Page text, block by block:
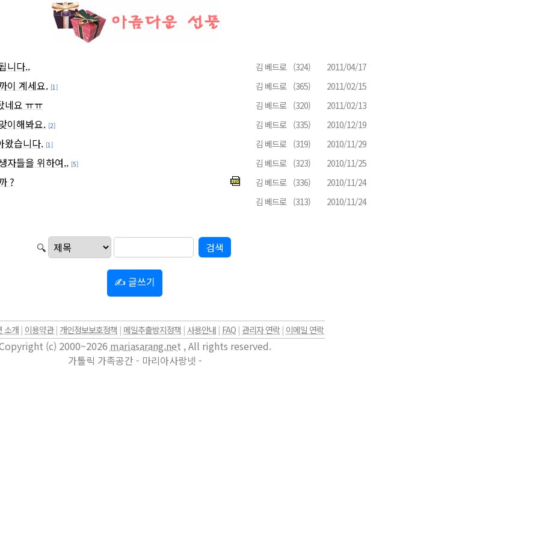
니다.. 김 베드로 (324) 2011/04/17
이 계세요. [1] 김 베드로 (365) 2011/02/15
네요 ㅠㅠ 김 베드로 (320) 2011/02/13
이해봐요. [2] 김 베드로 (335) 2010/12/19
왔습니다. [1] 김 베드로 (319) 2010/11/29
자들을 위하여.. [5] 김 베드로 (323) 2010/11/25
? 김 베드로 (336) 2010/11/24
김 베드로 (313) 2010/11/24
🔍
✍ 글쓰기
소개 | 이용약관 | 개인정보보호정책 | 메일추출방지정책 | 사용안내 | FAQ | 관리자 연락 | 이메일 연락
(c) 2000~2026 mariasarang.net , All rights reserved.
가톨릭 가족공간 - 마리아사랑넷 -